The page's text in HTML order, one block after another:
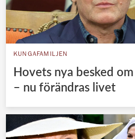
KUNGAFAMILJEN
Hovets nya besked
– nu förändras livet